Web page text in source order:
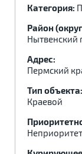
Категория:
Район
Нытвенский
Адрес:
Пермский
Тип объекта:
Краевой